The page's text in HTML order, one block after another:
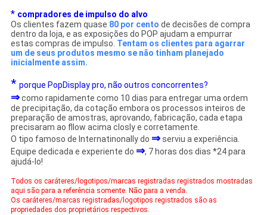
* compradores de impulso do alvo
Os clientes fazem quase 80 por cento de decisões de compra
dentro da loja, e as exposições do POP ajudam a empurrar
estas compras de impulso. Tentam os clientes para agarrar
um de seus produtos mesmo se não tinham planejado
inicialmente assim.
* porque PopDisplay pro, não outros concorrentes?
⇒como rapidamente como 10 dias para entregar uma ordem
de precipitação, da cotação embora os processos inteiros de
preparação de amostras, aprovando, fabricação, cada etapa
precisaram ao fllow acima closly e corretamente.
O tipo famoso de Internatinonally do ⇒serviu a experiência.
Equipe dedicada e experiente do ⇒, 7 horas dos dias *24 para
ajudá-lo!
Todos os caráteres/logotipos/marcas registradas registrados mostradas
aqui são para a referência somente. Não para a venda.
Os caráteres/marcas registradas/logotipos registrados são as
propriedades dos proprietários respectivos.